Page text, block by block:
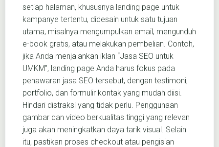
setiap halaman, khususnya landing page untuk
kampanye tertentu, didesain untuk satu tujuan
utama, misalnya mengumpulkan email, mengunduh
e-book gratis, atau melakukan pembelian. Contoh,
jika Anda menjalankan iklan “Jasa SEO untuk
UMKM”, landing page Anda harus fokus pada
penawaran jasa SEO tersebut, dengan testimoni,
portfolio, dan formulir kontak yang mudah diisi.
Hindari distraksi yang tidak perlu. Penggunaan
gambar dan video berkualitas tinggi yang relevan
juga akan meningkatkan daya tarik visual. Selain
itu, pastikan proses checkout atau pengisian